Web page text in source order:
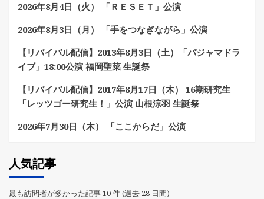
2026年8月4日（火） 「ＲＥＳＥＴ」公演
2026年8月3日（月） 「手をつなぎながら」公演
【リバイバル配信】2013年8月3日（土）「パジャマドラ
イブ」18:00公演 福岡聖菜 生誕祭
【リバイバル配信】2017年8月17日（木） 16期研究生
「レッツゴー研究生！」公演 山根涼羽 生誕祭
2026年7月30日（木） 「ここからだ」公演
人気記事
最も訪問者が多かった記事 10 件 (過去 28 日間)